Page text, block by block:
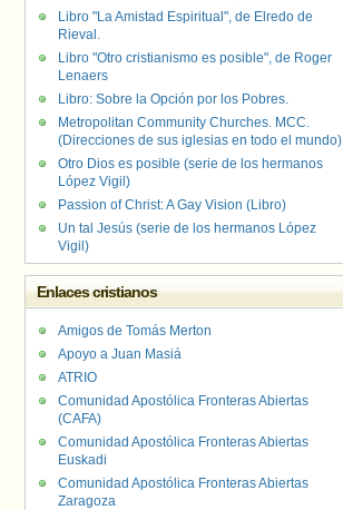
Libro "La Amistad Espiritual", de Elredo de
Rieval.
Libro "Otro cristianismo es posible", de Roger
Lenaers
Libro: Sobre la Opción por los Pobres.
Metropolitan Community Churches. MCC.
(Direcciones de sus iglesias en todo el mundo)
Otro Dios es posible (serie de los hermanos
López Vigil)
Passion of Christ: A Gay Vision (Libro)
Un tal Jesús (serie de los hermanos López
Vigil)
Enlaces cristianos
Amigos de Tomás Merton
Apoyo a Juan Masiá
ATRIO
Comunidad Apostólica Fronteras Abiertas
(CAFA)
Comunidad Apostólica Fronteras Abiertas
Euskadi
Comunidad Apostólica Fronteras Abiertas
Zaragoza